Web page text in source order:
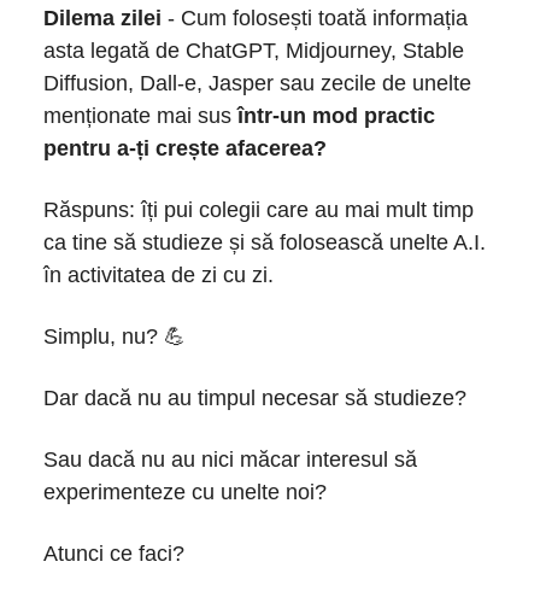
Dilema zilei - Cum folosești toată informația
asta legată de ChatGPT, Midjourney, Stable
Diffusion, Dall-e, Jasper sau zecile de unelte
menționate mai susîntr-un mod practic
pentru a-ți crește afacerea?
Răspuns: îți pui colegii care au mai mult timp
ca tine să studieze și să folosească unelte A.I.
în activitatea de zi cu zi.
Simplu, nu? 💪
Dar dacă nu au timpul necesar să studieze?
Sau dacă nu au nici măcar interesul să
experimenteze cu unelte noi?
Atunci ce faci?